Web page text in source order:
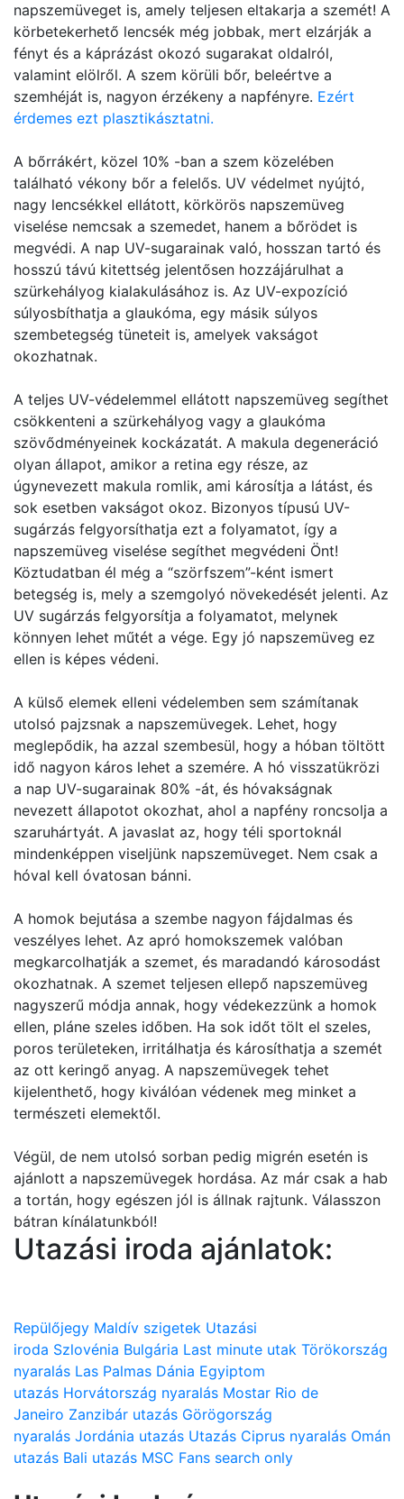
napszemüveget is, amely teljesen eltakarja a szemét! A
körbetekerhető lencsék még jobbak, mert elzárják a
fényt és a káprázást okozó sugarakat oldalról,
valamint elölről. A szem körüli bőr, beleértve a
szemhéját is, nagyon érzékeny a napfényre. Ezért
érdemes ezt plasztikásztatni.
A bőrrákért, közel 10% -ban a szem közelében
található vékony bőr a felelős. UV védelmet nyújtó,
nagy lencsékkel ellátott, körkörös napszemüveg
viselése nemcsak a szemedet, hanem a bőrödet is
megvédi. A nap UV-sugarainak való, hosszan tartó és
hosszú távú kitettség jelentősen hozzájárulhat a
szürkehályog kialakulásához is. Az UV-expozíció
súlyosbíthatja a glaukóma, egy másik súlyos
szembetegség tüneteit is, amelyek vakságot
okozhatnak.
A teljes UV-védelemmel ellátott napszemüveg segíthet
csökkenteni a szürkehályog vagy a glaukóma
szövődményeinek kockázatát. A makula degeneráció
olyan állapot, amikor a retina egy része, az
úgynevezett makula romlik, ami károsítja a látást, és
sok esetben vakságot okoz. Bizonyos típusú UV-
sugárzás felgyorsíthatja ezt a folyamatot, így a
napszemüveg viselése segíthet megvédeni Önt!
Köztudatban él még a “szörfszem”-ként ismert
betegség is, mely a szemgolyó növekedését jelenti. Az
UV sugárzás felgyorsítja a folyamatot, melynek
könnyen lehet műtét a vége. Egy jó napszemüveg ez
ellen is képes védeni.
A külső elemek elleni védelemben sem számítanak
utolsó pajzsnak a napszemüvegek. Lehet, hogy
meglepődik, ha azzal szembesül, hogy a hóban töltött
idő nagyon káros lehet a szemére. A hó visszatükrözi
a nap UV-sugarainak 80% -át, és hóvakságnak
nevezett állapotot okozhat, ahol a napfény roncsolja a
szaruhártyát. A javaslat az, hogy téli sportoknál
mindenképpen viseljünk napszemüveget. Nem csak a
hóval kell óvatosan bánni.
A homok bejutása a szembe nagyon fájdalmas és
veszélyes lehet. Az apró homokszemek valóban
megkarcolhatják a szemet, és maradandó károsodást
okozhatnak. A szemet teljesen ellepő napszemüveg
nagyszerű módja annak, hogy védekezzünk a homok
ellen, pláne szeles időben. Ha sok időt tölt el szeles,
poros területeken, irritálhatja és károsíthatja a szemét
az ott keringő anyag. A napszemüvegek tehet
kijelenthető, hogy kiválóan védenek meg minket a
természeti elemektől.
Végül, de nem utolsó sorban pedig migrén esetén is
ajánlott a napszemüvegek hordása. Az már csak a hab
a tortán, hogy egészen jól is állnak rajtunk. Válasszon
bátran kínálatunkból!
Utazási iroda ajánlatok:
Repülőjegy Maldív szigetek Utazási
iroda Szlovénia Bulgária Last minute utak Törökország
nyaralás Las Palmas Dánia Egyiptom
utazás Horvátország nyaralás Mostar Rio de
Janeiro Zanzibár utazás Görögország
nyaralás Jordánia utazás Utazás Ciprus nyaralás Omán
utazás Bali utazás MSC Fans search only